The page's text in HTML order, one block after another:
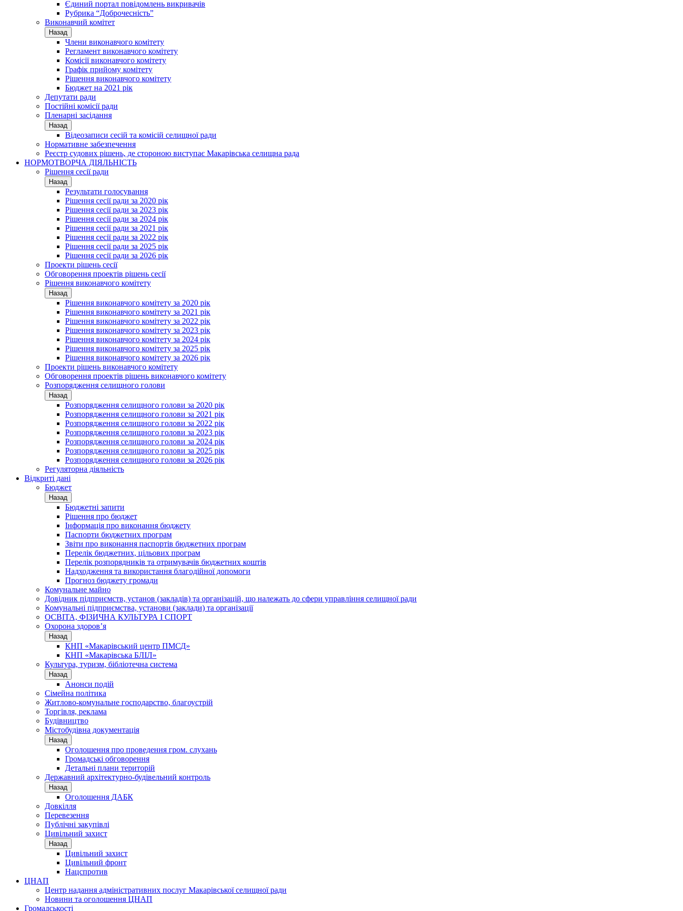
Єдиний портал повідомлень викривачів
Рубрика “Доброчесність”
Виконавчий комітет
Назад
Члени виконавчого комітету
Регламент виконавчого комітету
Комісії виконавчого комітету
Графік прийому комітету
Рішення виконавчого комітету
Бюджет на 2021 рік
Депутати ради
Постійні комісії ради
Пленарні засідання
Назад
Відеозаписи сесій та комісій селищної ради
Нормативне забезпечення
Реєстр судових рішень, де стороною виступає Макарівська селищна рада
НОРМОТВОРЧА ДІЯЛЬНІСТЬ
Рішення сесії ради
Назад
Результати голосування
Рішення сесії ради за 2020 рік
Рішення сесії ради за 2023 рік
Рішення сесії ради за 2024 рік
Рішення сесії ради за 2021 рік
Рішення сесії ради за 2022 рік
Рішення сесії ради за 2025 рік
Рішення сесії ради за 2026 рік
Проекти рішень сесії
Обговорення проектів рішень сесії
Рішення виконавчого комітету
Назад
Рішення виконавчого комітету за 2020 рік
Рішення виконавчого комітету за 2021 рік
Рішення виконавчого комітету за 2022 рік
Рішення виконавчого комітету за 2023 рік
Рішення виконавчого комітету за 2024 рік
Рішення виконавчого комітету за 2025 рік
Рішення виконавчого комітету за 2026 рік
Проекти рішень виконавчого комітету
Обговорення проектів рішень виконавчого комітету
Розпорядження селищного голови
Назад
Розпорядження селищного голови за 2020 рік
Розпорядження селищного голови за 2021 рік
Розпорядження селищного голови за 2022 рік
Розпорядження селищного голови за 2023 рік
Розпорядження селищного голови за 2024 рік
Розпорядження селищного голови за 2025 рік
Розпорядження селищного голови за 2026 рік
Регуляторна діяльність
Відкриті дані
Бюджет
Назад
Бюджетні запити
Рішення про бюджет
Інформація про виконання бюджету
Паспорти бюджетних програм
Звіти про виконання паспортів бюджетних програм
Перелік бюджетних, цільових програм
Перелік розпорядників та отримувачів бюджетних коштів
Надходження та використання благодійної допомоги
Прогноз бюджету громади
Комунальне майно
Довідник підприємств, установ (закладів) та організацій, що належать до сфери управління селищної ради
Комунальні підприємства, установи (заклади) та організації
ОСВІТА, ФІЗИЧНА КУЛЬТУРА І СПОРТ
Охорона здоров’я
Назад
КНП «Макарівський центр ПМСД»
КНП «Макарівська БЛІЛ»
Культура, туризм, бібліотечна система
Назад
Анонси подій
Сімейна політика
Житлово-комунальне господарство, благоустрій
Торгівля, реклама
Будівництво
Містобудівна документація
Назад
Оголошення про проведення гром. слухань
Громадські обговорення
Детальні плани територій
Державний архітектурно-будівельний контроль
Назад
Оголошення ДАБК
Довкілля
Перевезення
Публічні закупівлі
Цивільний захист
Назад
Цивільний захист
Цивільний фронт
Нацспротив
ЦНАП
Центр надання адміністративних послуг Макарівської селищної ради
Новини та оголошення ЦНАП
Громадськості